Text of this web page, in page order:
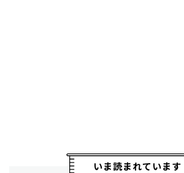
いま読まれています